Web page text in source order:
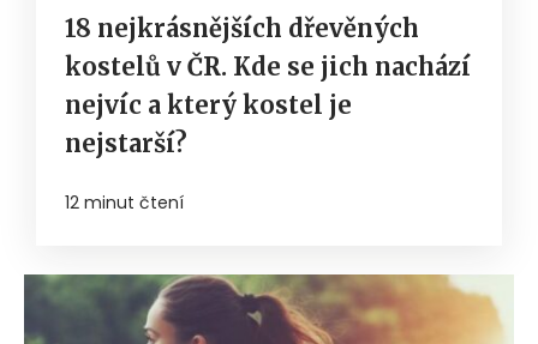
18 nejkrásnějších dřevěných
kostelů v ČR. Kde se jich nachází
nejvíc a který kostel je
nejstarší?
12 minut čtení